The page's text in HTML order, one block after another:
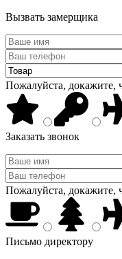
Вызвать замерщика
Пожалуйста, докажите,
Заказать звонок
Пожалуйста, докажите,
Письмо директору